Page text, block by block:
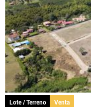
Lote / Terreno Venta